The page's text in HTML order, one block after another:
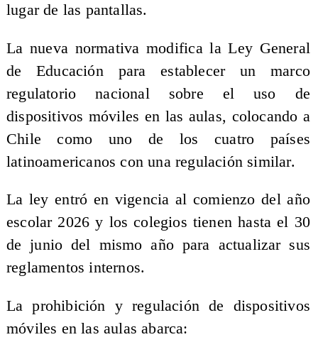
lugar de las pantallas.
La nueva normativa modifica la Ley General
de Educación para establecer un marco
regulatorio nacional sobre el uso de
dispositivos móviles en las aulas, colocando a
Chile como uno de los cuatro países
latinoamericanos con una regulación similar.
La ley entró en vigencia al comienzo del año
escolar 2026 y los colegios tienen hasta el 30
de junio del mismo año para actualizar sus
reglamentos internos.
La prohibición y regulación de dispositivos
móviles en las aulas abarca: